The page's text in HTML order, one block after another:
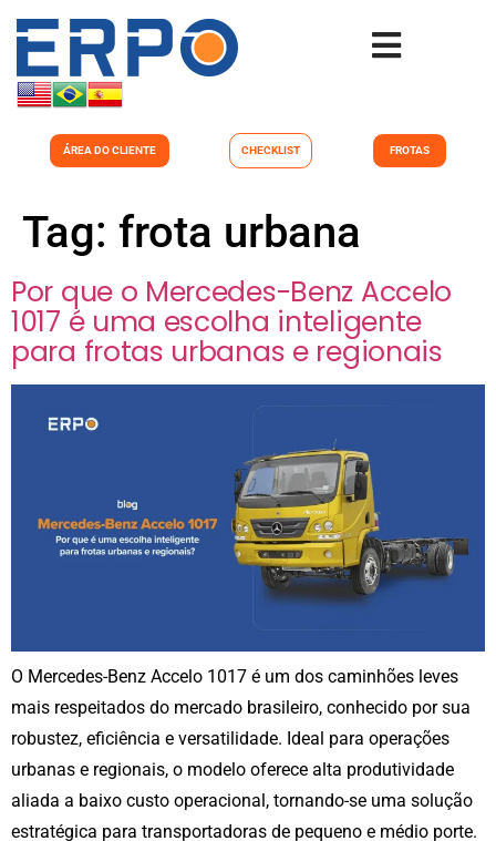
ÁREA DO CLIENTE CHECKLIST FROTAS
Tag: frota urbana
Por que o Mercedes-Benz Accelo
1017 é uma escolha inteligente
para frotas urbanas e regionais
O Mercedes-Benz Accelo 1017 é um dos caminhões leves
mais respeitados do mercado brasileiro, conhecido por sua
robustez, eficiência e versatilidade. Ideal para operações
urbanas e regionais, o modelo oferece alta produtividade
aliada a baixo custo operacional, tornando-se uma solução
estratégica para transportadoras de pequeno e médio porte.